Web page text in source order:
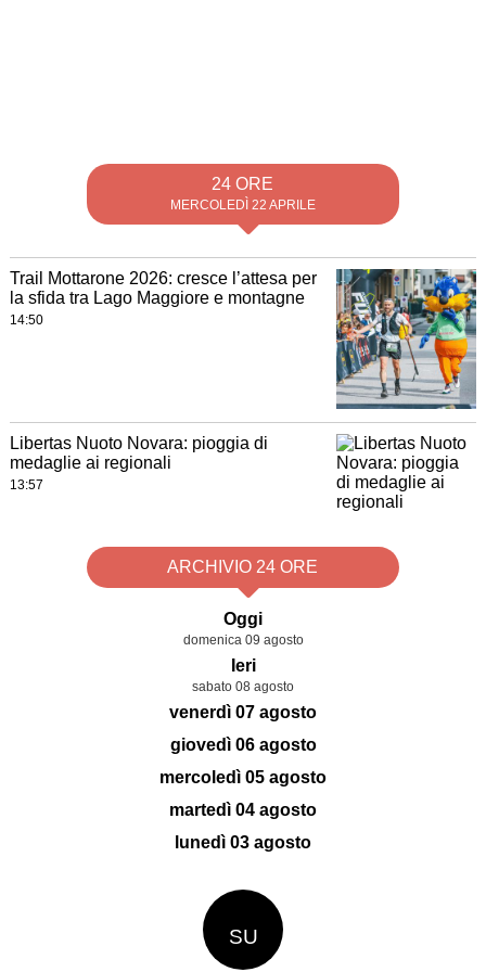
24 ORE
MERCOLEDÌ 22 APRILE
Trail Mottarone 2026: cresce l’attesa per
la sfida tra Lago Maggiore e montagne
14:50
Libertas Nuoto Novara: pioggia di
medaglie ai regionali
13:57
ARCHIVIO 24 ORE
Oggi
domenica 09 agosto
Ieri
sabato 08 agosto
venerdì 07 agosto
giovedì 06 agosto
mercoledì 05 agosto
martedì 04 agosto
lunedì 03 agosto
SU